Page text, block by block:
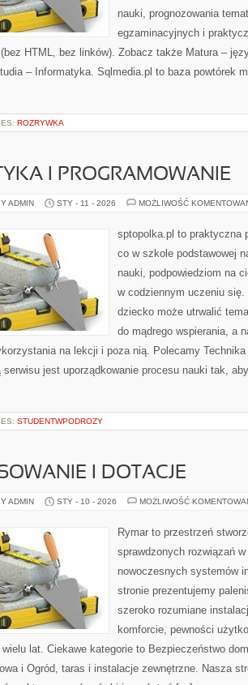
nauki, prognozowania
egzaminacyjnych i
HTML, bez linków). Zobacz także Matura –
– Informatyka. Sqlmedia.pl to baza powtórek
ROZRYWKA
I PROGRAMOWANIE
ADMIN STY - 11 - 2026 MOŻLIWOŚĆ
sptopolka.pl to praktyczna
co w szkole podstawowej
nauki, podpowiedziom na
w codziennym uczeniu
dziecko może utrwalić
do mądrego wspierania, a
na lekcji i poza nią. Polecamy
jest uporządkowanie procesu nauki tak,
STUDENTWPODROZY
I DOTACJE
ADMIN STY - 10 - 2026 MOŻLIWOŚĆ
Rymar to przestrzeń
sprawdzonych rozwiązań
nowoczesnych systemów
stronie prezentujemy
szeroko rozumiane
komforcie, pewności
lat. Ciekawe kategorie to Bezpieczeństwo
i Ogród, taras i instalacje zewnętrzne. Nasza